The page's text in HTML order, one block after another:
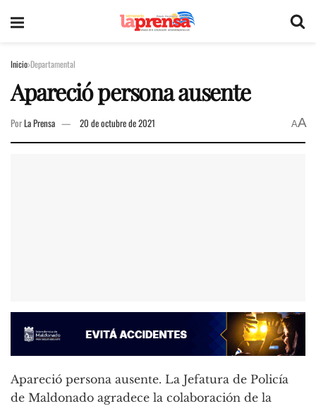
Inicio Departamental
Apareció persona ausente
PorLa Prensa 20 de octubre de 2021 AA
Apareció persona ausente. La Jefatura de Policía
de Maldonado agradece la colaboración de la